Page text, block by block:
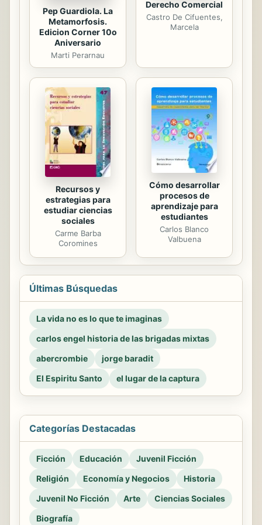
Pep Guardiola. La
Metamorfosis.
Edicion Corner 10o
Aniversario
Marti Perarnau
Derecho Comercial
Castro De Cifuentes,
Marcela
Recursos y
estrategias para
estudiar ciencias
sociales
Carme Barba
Coromines
Cómo desarrollar
procesos de
aprendizaje para
estudiantes
Carlos Blanco
Valbuena
Últimas Búsquedas
La vida no es lo que te imaginas
carlos engel historia de las brigadas mixtas
abercrombie
jorge baradit
El Espiritu Santo
el lugar de la captura
Categorías Destacadas
Ficción Educación
Juvenil Ficción
Religión
Economía y Negocios
Historia
Juvenil No Ficción
Arte
Ciencias Sociales
Biografía